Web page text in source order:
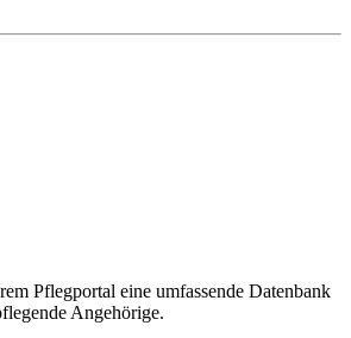
Pflegportal eine umfassende Datenbank
Angehörige.